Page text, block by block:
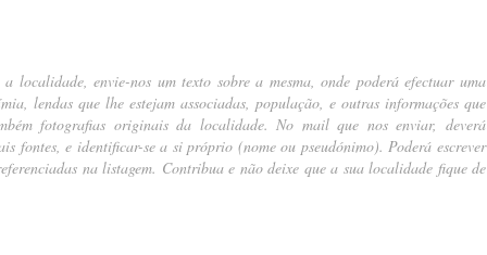
localidade, envie-nos um texto sobre a mesma, onde poderá efectuar uma
lendas que lhe estejam associadas, população, e outras informações que
fotografias originais da localidade. No mail que nos enviar, deverá
fontes, e identificar-se a si próprio (nome ou pseudónimo). Poderá escrever
na listagem. Contribua e não deixe que a sua localidade fique de